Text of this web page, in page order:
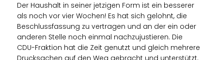
Der Haushalt in seiner jetzigen Form ist ein besserer
als noch vor vier Wochen! Es hat sich gelohnt, die
Beschlussfassung zu vertragen und an der ein oder
anderen Stelle noch einmal nachzujustieren. Die
CDU-Fraktion hat die Zeit genutzt und gleich mehrere
Drucksachen auf den Weg gebracht und unterstützt.